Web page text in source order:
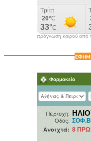
πρόγνωση καιρού από